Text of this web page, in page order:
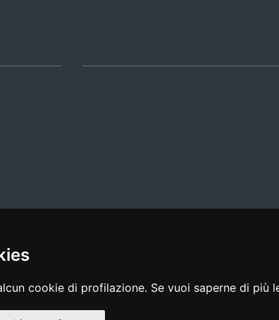
cookie di profilazione. Se vuoi saperne di più
di accessibilità | feedback